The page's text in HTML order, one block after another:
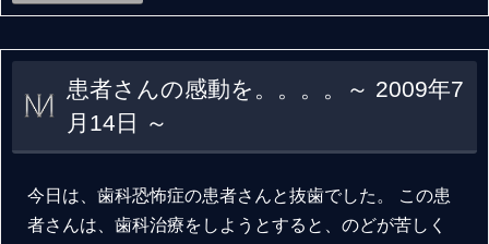
患者さんの感動を。。。。～ 2009年7
月14日 ～
今日は、歯科恐怖症の患者さんと抜歯でした。 この患
者さんは、歯科治療をしようとすると、のどが苦しく